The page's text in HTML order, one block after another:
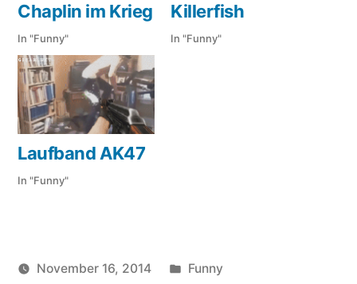
Chaplin im Krieg
In "Funny"
Killerfish
In "Funny"
Laufband AK47
In "Funny"
November 16, 2014
Veröffentlicht
Funny